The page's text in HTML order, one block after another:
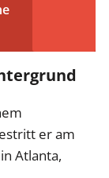
er am
Atlanta,